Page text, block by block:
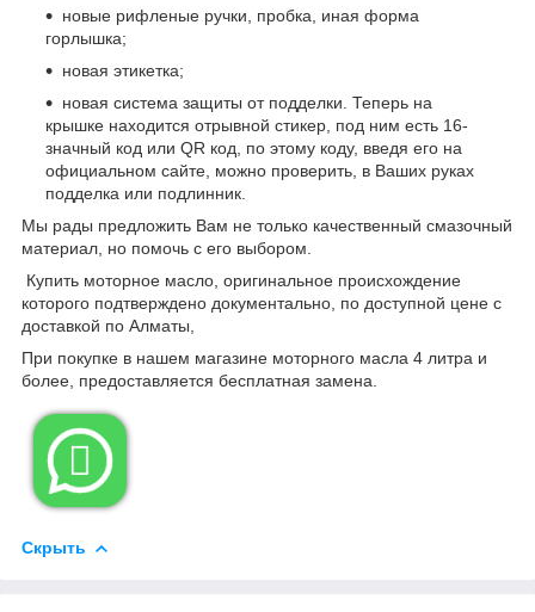
новые рифленые ручки, пробка, иная форма
горлышка;
новая этикетка;
новая система защиты от подделки. Теперь на
крышке находится отрывной стикер, под ним есть 16-
значный код или QR код, по этому коду, введя его на
официальном сайте, можно проверить, в Ваших руках
подделка или подлинник.
Мы рады предложить Вам не только качественный смазочный
материал, но помочь с его выбором.
Купить моторное масло, оригинальное происхождение
которого подтверждено документально, по доступной цене с
доставкой по Алматы,
При покупке в нашем магазине моторного масла 4 литра и
более, предоставляется бесплатная замена.

Скрыть